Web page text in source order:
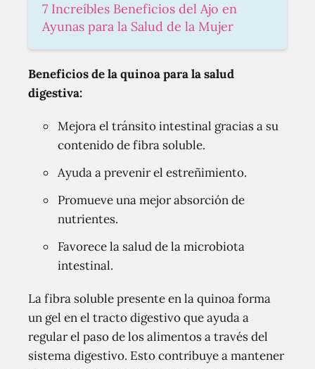
7 Increíbles Beneficios del Ajo en
Ayunas para la Salud de la Mujer
Beneficios de la quinoa para la salud
digestiva:
Mejora el tránsito intestinal gracias a su
contenido de fibra soluble.
Ayuda a prevenir el estreñimiento.
Promueve una mejor absorción de
nutrientes.
Favorece la salud de la microbiota
intestinal.
La fibra soluble presente en la quinoa forma
un gel en el tracto digestivo que ayuda a
regular el paso de los alimentos a través del
sistema digestivo. Esto contribuye a mantener